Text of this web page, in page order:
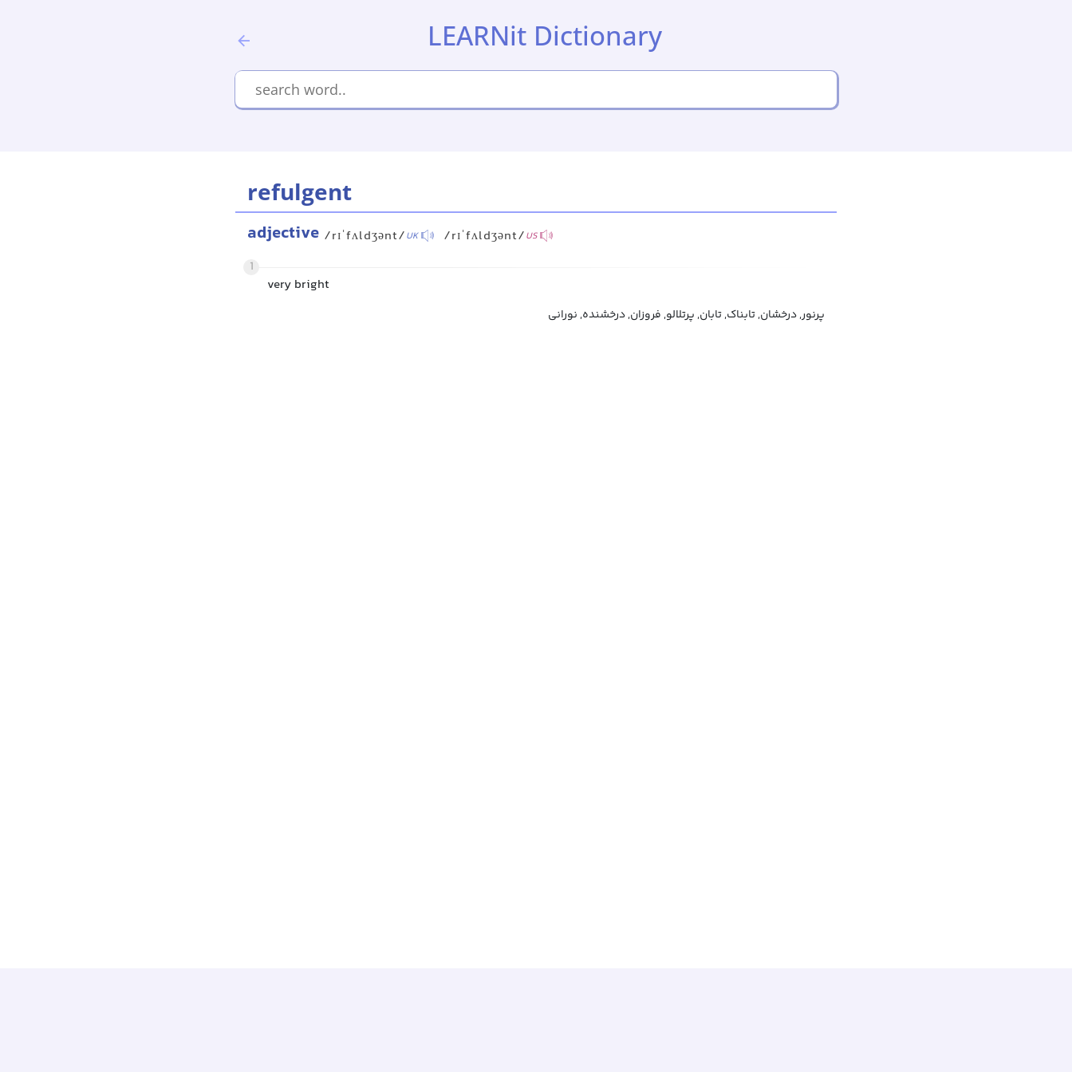
LEARNit Dictionary
refulgent
adjective /rɪˈfʌldʒənt/UK /rɪˈfʌldʒənt/US
1
very bright
پرنور, درخشان, تابناک, تابان, پرتلالو, فروزان, درخشنده, نورانی